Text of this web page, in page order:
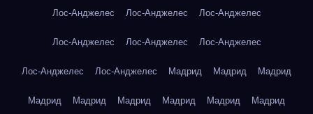
Лос-Анджелес Лос-Анджелес Лос-Анджелес
Лос-Анджелес Лос-Анджелес Лос-Анджелес
Лос-Анджелес Лос-Анджелес Мадрид Мадрид Мадрид
Мадрид Мадрид Мадрид Мадрид Мадрид Мадрид